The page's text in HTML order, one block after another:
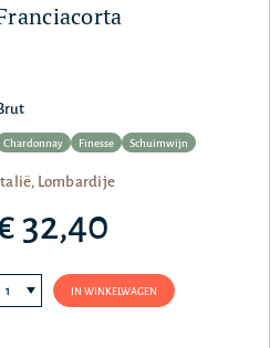
Chardonnay Finesse Schuimwijn
Italië, Lombardije
32,40
IN WINKELWAGEN